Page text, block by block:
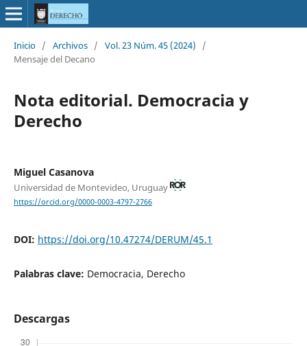
Inicio / Archivos / Vol. 23 Núm. 45 (2024)
/
Mensaje del Decano
Nota editorial. Democracia y
Derecho
Miguel Casanova
Universidad de Montevideo, Uruguay
https://orcid.org/0000-0003-4797-2766
DOI: https://doi.org/10.47274/DERUM/45.1
Palabras clave: Democracia, Derecho
Descargas